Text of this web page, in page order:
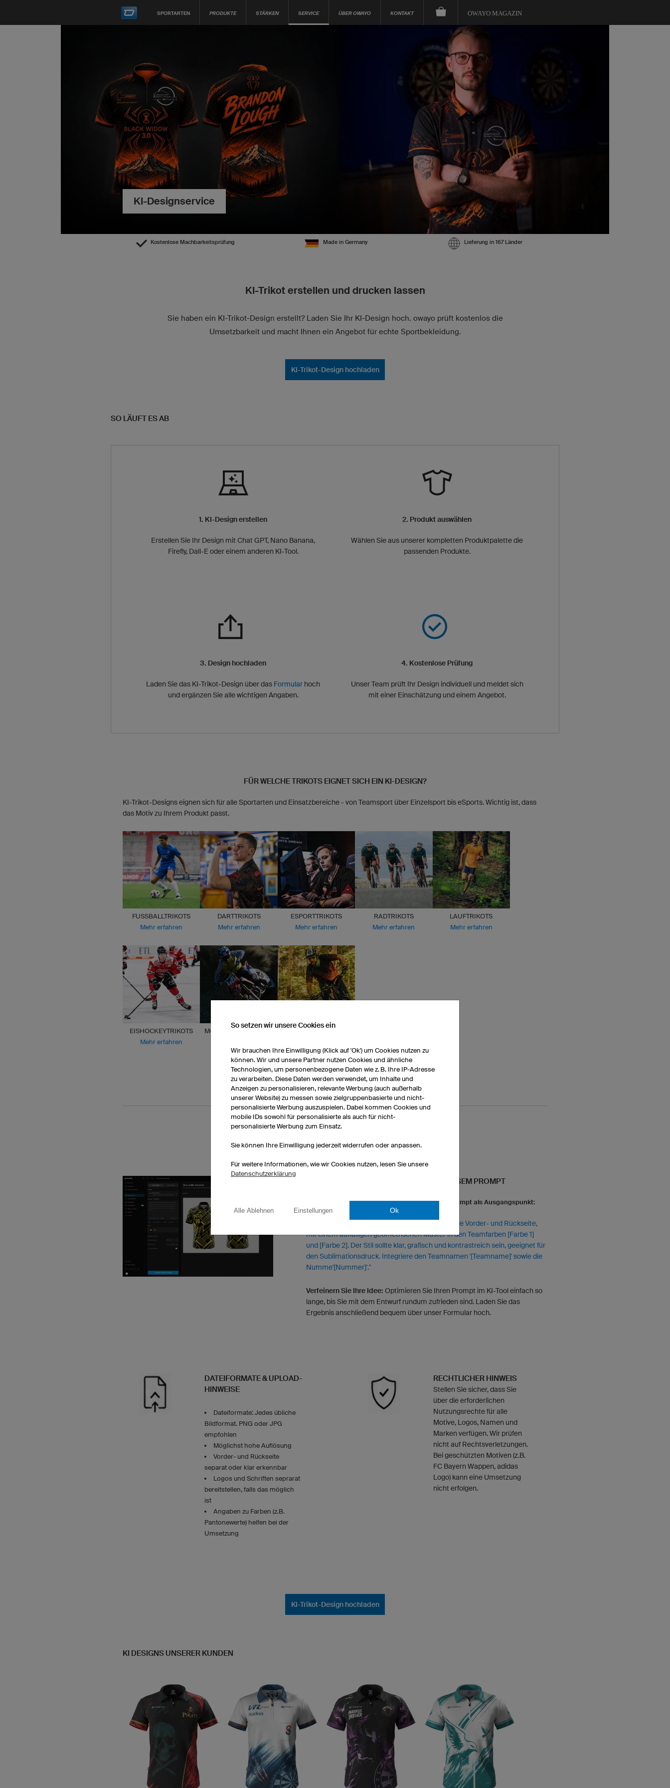
SPORTARTEN PRODUKTE STÄRKEN SERVICE ÜBER OWAYO KONTAKT OWAYO MAGAZIN
KI-Designservice
Kostenlose Machbarkeitsprüfung Made in Germany Lieferung in 167 Länder
KI-Trikot erstellen und drucken lassen
Sie haben ein KI-Trikot-Design erstellt? Laden Sie Ihr KI-Design hoch. owayo prüft kostenlos die
Umsetzbarkeit und macht Ihnen ein Angebot für echte Sportbekleidung.
KI-Trikot-Design hochladen
SO LÄUFT ES AB
1. KI-Design erstellen
Erstellen Sie Ihr Design mit Chat GPT, Nano Banana,
Firefly, Dall-E oder einem anderen KI-Tool.
2. Produkt auswählen
Wählen Sie aus unserer kompletten Produktpalette die
passenden Produkte.
3. Design hochladen
Laden Sie das KI-Trikot-Design über das Formular hoch
und ergänzen Sie alle wichtigen Angaben.
4. Kostenlose Prüfung
Unser Team prüft Ihr Design individuell und meldet sich
mit einer Einschätzung und einem Angebot.
FÜR WELCHE TRIKOTS EIGNET SICH EIN KI-DESIGN?
KI-Trikot-Designs eignen sich für alle Sportarten und Einsatzbereiche - von Teamsport über Einzelsport bis eSports. Wichtig ist, dass
das Motiv zu Ihrem Produkt passt.
FUSSBALLTRIKOTS
Mehr erfahren
DARTTRIKOTS
Mehr erfahren
ESPORTTRIKOTS
Mehr erfahren
RADTRIKOTS
Mehr erfahren
LAUFTRIKOTS
Mehr erfahren
EISHOCKEYTRIKOTS
Mehr erfahren
MOTOCROSS TRIKOTS
Alle Produkte entdecken
NOCH KEIN DESIGN? STARTEN SIE MIT DIESEM PROMPT
Öffnen Sie ein KI-Tool und kopieren Sie diesen Prompt als Ausgangspunkt:
"Erstelle ein individuelles Trikot für [Sportart], zeige Vorder- und Rückseite,
mit einem auffälligen geometrischen Muster in den Teamfarben [Farbe 1]
und [Farbe 2]. Der Stil sollte klar, grafisch und kontrastreich sein, geeignet für
den Sublimationsdruck. Integriere den Teamnamen '[Teamname]' sowie die
Numme'[Nummer]'."
Verfeinern Sie Ihre Idee: Optimieren Sie Ihren Prompt im KI-Tool einfach so
lange, bis Sie mit dem Entwurf rundum zufrieden sind. Laden Sie das
Ergebnis anschließend bequem über unser Formular hoch.
DATEIFORMATE & UPLOAD-
HINWEISE
Dateiformate: Jedes übliche
Bildformat. PNG oder JPG
empfohlen
Möglichst hohe Auflösung
Vorder- und Rückseite
separat oder klar erkennbar
Logos und Schriften seprarat
bereitstellen, falls das möglich
ist
Angaben zu Farben (z.B.
Pantonewerte) helfen bei der
Umsetzung
RECHTLICHER HINWEIS
Stellen Sie sicher, dass Sie
über die erforderlichen
Nutzungsrechte für alle
Motive, Logos, Namen und
Marken verfügen. Wir prüfen
nicht auf Rechtsverletzungen.
Bei geschützten Motiven (z.B.
FC Bayern Wappen, adidas
Logo) kann eine Umsetzung
nicht erfolgen.
KI-Trikot-Design hochladen
KI DESIGNS UNSERER KUNDEN
So setzen wir unsere Cookies ein
Wir brauchen Ihre Einwilligung (Klick auf 'Ok') um Cookies nutzen zu
können. Wir und unsere Partner nutzen Cookies und ähnliche
Technologien, um personenbezogene Daten wie z. B. Ihre IP-Adresse
zu verarbeiten. Diese Daten werden verwendet, um Inhalte und
Anzeigen zu personalisieren, relevante Werbung (auch außerhalb
unserer Website) zu messen sowie zielgruppenbasierte und nicht-
personalisierte Werbung auszuspielen. Dabei kommen Cookies und
mobile IDs sowohl für personalisierte als auch für nicht-
personalisierte Werbung zum Einsatz.
Sie können Ihre Einwilligung jederzeit widerrufen oder anpassen.
Für weitere Informationen, wie wir Cookies nutzen, lesen Sie unsere
Datenschutzerklärung
Alle Ablehnen Einstellungen Ok